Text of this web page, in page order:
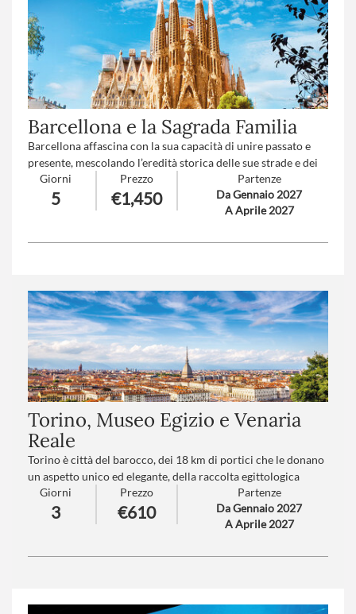
Numero partecipanti: minimo 20 - massimo 40
Trattamento
: Pensione completa con bevande
Suppl. partenze: B-C-D-E-F-G-H-I (clicca qui per le tariffe)
Barcellona e la Sagrada Familia
Barcellona affascina con la sua capacità di unire passato e
presente, mescolando l’eredità storica delle sue strade e dei
suoi monumenti con un dinamismo urbano fatto di
creatività, innovazione e una quotidianità scandita da ritmi
autentici e coinvolgenti. Vere chicche sono le visite fuori dal
tariffe)
Giorni
5
Prezzo
€1,450
Partenze
Da Gennaio 2027
A Aprile 2027
Torino, Museo Egizio e Venaria
Reale
Torino è città del barocco, dei 18 km di portici che le donano
un aspetto unico ed elegante, della raccolta egittologica
seconda solo a quella del Cairo, delle montagne sullo sfondo
dei viali e del mitico fiume Po. La grandiosa Reggia di Venaria
Reale, patrimonio UNESCO, è la "Versailles italiana“
Giorni
3
Prezzo
€610
Partenze
Da Gennaio 2027
A Aprile 2027